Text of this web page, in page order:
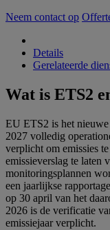
Neem contact op
Details
Gerelateerde
Wat is ETS2
EU ETS2 is het nieuwe
2027 volledig
verplicht om emissies
emissieverslag te laten
monitoringsplannen
een jaarlijkse
op 30 april van het
2026 is de verificatie
emissiejaar verplicht.